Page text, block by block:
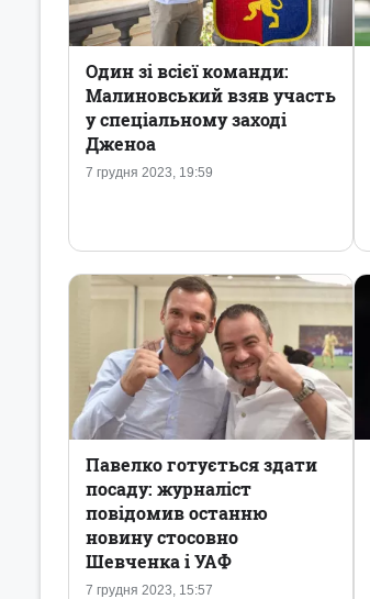
7 грудня 2023, 19:59
Один зі всієї команди:
Малиновський взяв участь
у спеціальному заході
Дженоа
7 грудня 2023, 15:57
Павелко готується здати
посаду: журналіст
повідомив останню
новину стосовно
Шевченка і УАФ